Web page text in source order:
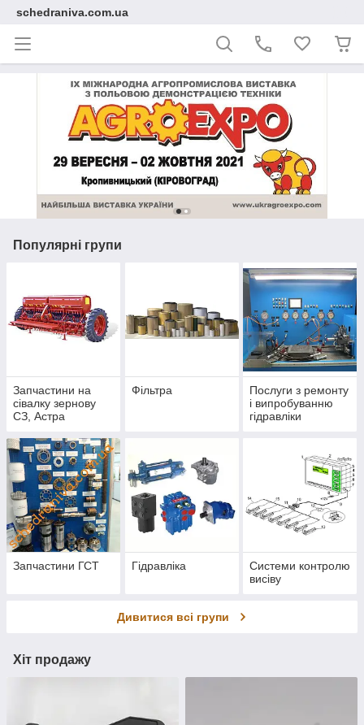
schedraniva.com.ua
Популярні групи
Запчастини на
сівалку зернову
СЗ, Астра
Фільтра
Послуги з ремонту
і випробуванню
гідравліки
Запчастини ГСТ Гідравліка
Системи контролю
висіву
Дивитися всі групи
Хіт продажу